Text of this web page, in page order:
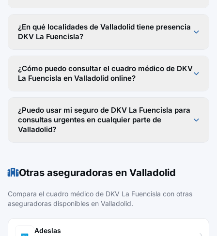
¿En qué localidades de Valladolid tiene presencia
DKV La Fuencisla?
¿Cómo puedo consultar el cuadro médico de DKV
La Fuencisla en Valladolid online?
¿Puedo usar mi seguro de DKV La Fuencisla para
consultas urgentes en cualquier parte de
Valladolid?
Otras aseguradoras en Valladolid
Compara el cuadro médico de DKV La Fuencisla con otras
aseguradoras disponibles en Valladolid.
Adeslas